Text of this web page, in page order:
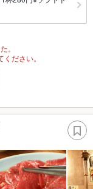
。
ださい。